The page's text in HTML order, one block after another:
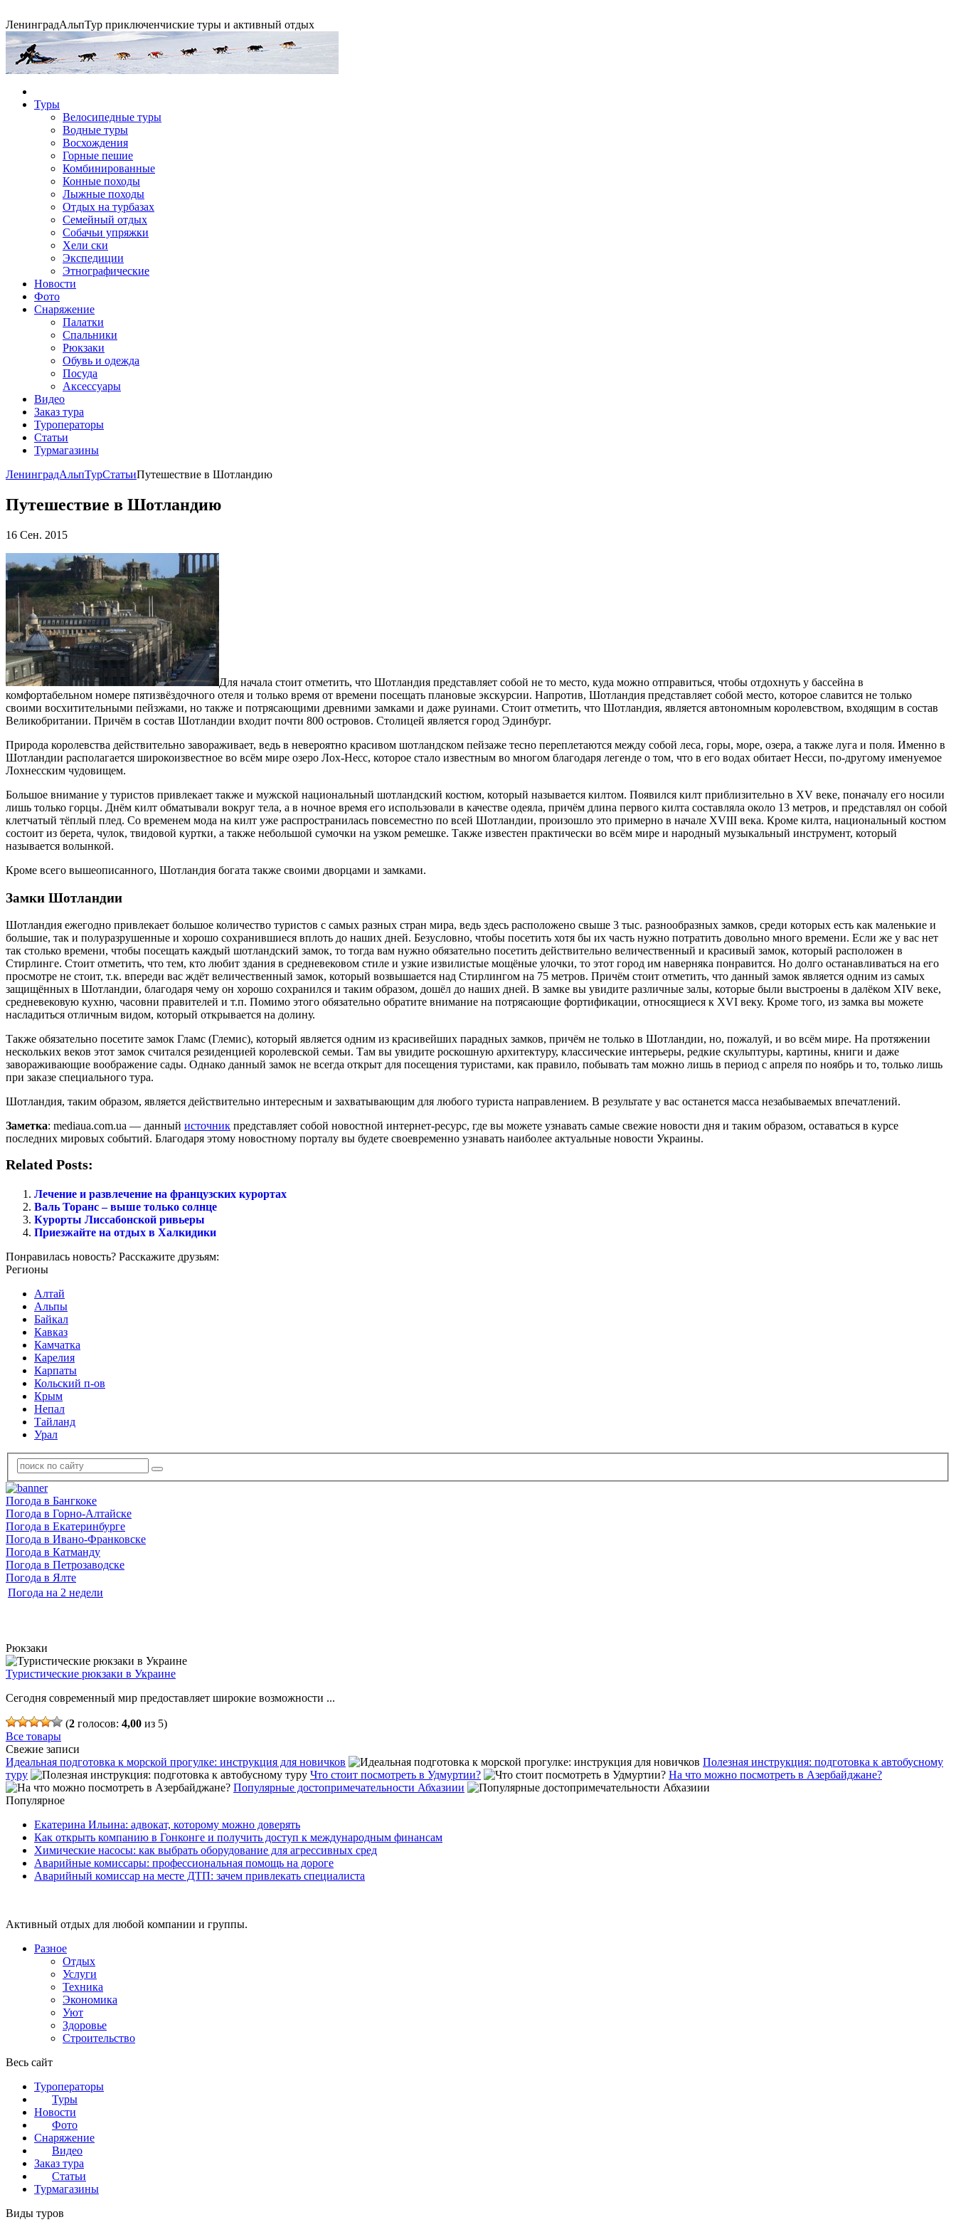
ЛенинградАльпТур приключенчиские туры и активный отдых
Горные экспедиции
Туры
Велосипедные туры
Водные туры
Восхождения
Горные пешие
Комбинированные
Конные походы
Лыжные походы
Отдых на турбазах
Семейный отдых
Собачьи упряжки
Хели ски
Экспедиции
Этнографические
Новости
Фото
Снаряжение
Палатки
Спальники
Рюкзаки
Обувь и одежда
Посуда
Аксессуары
Видео
Заказ тура
Туроператоры
Статьи
Турмагазины
ЛенинградАльпТурСтатьиПутешествие в Шотландию
Путешествие в Шотландию
16 Сен. 2015
Для начала стоит отметить, что Шотландия представляет собой не то место, куда можно отправиться, чтобы отдохнуть у бассейна в
комфортабельном номере пятизвёздочного отеля и только время от времени посещать плановые экскурсии. Напротив, Шотландия представляет собой место, которое славится не только
своими восхитительными пейзжами, но также и потрясающими древними замками и даже руинами. Стоит отметить, что Шотландия, является автономным королевством, входящим в состав
Великобритании. Причём в состав Шотландии входит почти 800 островов. Столицей является город Эдинбург.
Природа королевства действительно завораживает, ведь в невероятно красивом шотландском пейзаже тесно переплетаются между собой леса, горы, море, озера, а также луга и поля. Именно в
Шотландии располагается широкоизвестное во всём мире озеро Лох-Несс, которое стало известным во многом благодаря легенде о том, что в его водах обитает Несси, по-другому именуемое
Лохнесским чудовищем.
Большое внимание у туристов привлекает также и мужской национальный шотландский костюм, который называется килтом. Появился килт приблизительно в XV веке, поначалу его носили
лишь только горцы. Днём килт обматывали вокруг тела, а в ночное время его использовали в качестве одеяла, причём длина первого килта составляла около 13 метров, и представлял он собой
клетчатый тёплый плед. Со временем мода на килт уже распространилась повсеместно по всей Шотландии, произошло это примерно в начале XVIII века. Кроме килта, национальный костюм
состоит из берета, чулок, твидовой куртки, а также небольшой сумочки на узком ремешке. Также известен практически во всём мире и народный музыкальный инструмент, который
называется волынкой.
Кроме всего вышеописанного, Шотландия богата также своими дворцами и замками.
Замки Шотландии
Шотландия ежегодно привлекает большое количество туристов с самых разных стран мира, ведь здесь расположено свыше 3 тыс. разнообразных замков, среди которых есть как маленькие и
большие, так и полуразрушенные и хорошо сохранившиеся вплоть до наших дней. Безусловно, чтобы посетить хотя бы их часть нужно потратить довольно много времени. Если же у вас нет
так столько времени, чтобы посещать каждый шотландский замок, то тогда вам нужно обязательно посетить действительно величественный и красивый замок, который расположен в
Стирлинге. Стоит отметить, что тем, кто любит здания в средневековом стиле и узкие извилистые мощёные улочки, то этот город им наверняка понравится. Но долго останавливаться на его
просмотре не стоит, т.к. впереди вас ждёт величественный замок, который возвышается над Стирлингом на 75 метров. Причём стоит отметить, что данный замок является одним из самых
защищённых в Шотландии, благодаря чему он хорошо сохранился и таким образом, дошёл до наших дней. В замке вы увидите различные залы, которые были выстроены в далёком XIV веке,
средневековую кухню, часовни правителей и т.п. Помимо этого обязательно обратите внимание на потрясающие фортификации, относящиеся к XVI веку. Кроме того, из замка вы можете
насладиться отличным видом, который открывается на долину.
Также обязательно посетите замок Гламс (Глемис), который является одним из красивейших парадных замков, причём не только в Шотландии, но, пожалуй, и во всём мире. На протяжении
нескольких веков этот замок считался резиденцией королевской семьи. Там вы увидите роскошную архитектуру, классические интерьеры, редкие скульптуры, картины, книги и даже
завораживающие воображение сады. Однако данный замок не всегда открыт для посещения туристами, как правило, побывать там можно лишь в период с апреля по ноябрь и то, только лишь
при заказе специального тура.
Шотландия, таким образом, является действительно интересным и захватывающим для любого туриста направлением. В результате у вас останется масса незабываемых впечатлений.
Заметка: mediaua.com.ua — данный источник представляет собой новостной интернет-ресурс, где вы можете узнавать самые свежие новости дня и таким образом, оставаться в курсе
последних мировых событий. Благодаря этому новостному порталу вы будете своевременно узнавать наиболее актуальные новости Украины.
Related Posts:
Лечение и развлечение на французских курортах
Валь Торанс – выше только солнце
Курорты Лиссабонской ривьеры
Приезжайте на отдых в Халкидики
Понравилась новость? Расскажите друзьям:
Регионы
Алтай
Альпы
Байкал
Кавказ
Камчатка
Карелия
Карпаты
Кольский п-ов
Крым
Непал
Тайланд
Урал
Погода в Бангкоке
Погода в Горно-Алтайске
Погода в Екатеринбурге
Погода в Ивано-Франковске
Погода в Катманду
Погода в Петрозаводске
Погода в Ялте
Погода на 2 недели
Рюкзаки
Туристические рюкзаки в Украине
Сегодня современный мир предоставляет широкие возможности ...
(2 голосов: 4,00 из 5)
Все товары
Свежие записи
Идеальная подготовка к морской прогулке: инструкция для новичков
Полезная инструкция: подготовка к автобусному
туру
Что стоит посмотреть в Удмуртии?
На что можно посмотреть в Азербайджане?
Популярные достопримечательности Абхазиии
Популярное
Екатерина Ильина: адвокат, которому можно доверять
Как открыть компанию в Гонконге и получить доступ к международным финансам
Химические насосы: как выбрать оборудование для агрессивных сред
Аварийные комиссары: профессиональная помощь на дороге
Аварийный комиссар на месте ДТП: зачем привлекать специалиста
Активный отдых для любой компании и группы.
Разное
Отдых
Услуги
Техника
Экономика
Уют
Здоровье
Строительство
Весь сайт
Туроператоры
Туры
Новости
Фото
Снаряжение
Видео
Заказ тура
Статьи
Турмагазины
Виды туров